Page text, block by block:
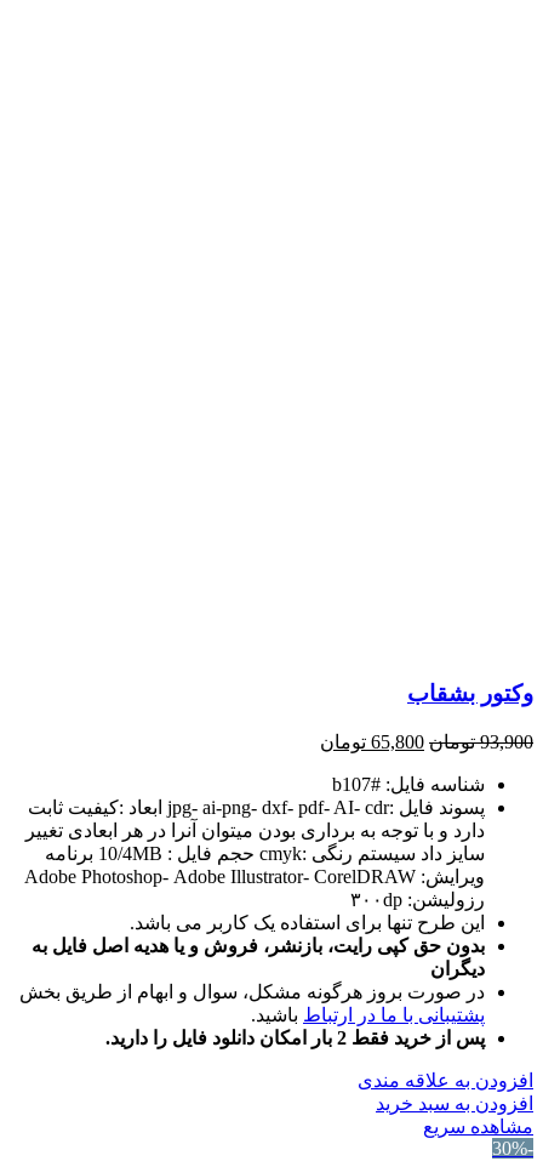
وکتور بشقاب
93,900 تومان 65,800 تومان
شناسه فایل: #b107
پسوند فایل :jpg- ai-png- dxf- pdf- AI- cdr ابعاد :کیفیت ثابت
دارد و با توجه به برداری بودن میتوان آنرا در هر ابعادی تغییر
سایز داد سیستم رنگی :cmyk حجم فایل : 10/4MB برنامه
ویرایش: Adobe Photoshop- Adobe Illustrator- CorelDRAW
رزولیشن: ۳۰۰dp
این طرح تنها برای استفاده یک کاربر می باشد.
بدون حق کپی رایت، بازنشر، فروش و یا هدیه اصل فایل به
دیگران
در صورت بروز هرگونه مشکل، سوال و ابهام از طریق بخش
پشتیبانی با ما در ارتباط باشید.
پس از خرید فقط 2 بار امکان دانلود فایل را دارید.
افزودن به علاقه مندی
افزودن به سبد خرید
مشاهده سریع
-30%